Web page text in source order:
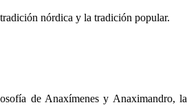
nórdica y la tradición popular.
de Anaxímenes y Anaximandro, la